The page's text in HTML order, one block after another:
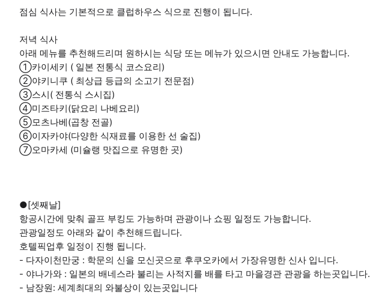
점심 식사는 기본적으로 클럽하우스 식으로 진행이 됩니다.
저녁 식사
아래 메뉴를 추천해드리며 원하시는 식당 또는 메뉴가 있으시면 안내도 가능합니다.
①카이세키 ( 일본 전통식 코스요리)
②야키니쿠 ( 최상급 등급의 소고기 전문점)
③스시( 전통식 스시집)
④미즈타키(닭요리 나베요리)
⑤모츠나베(곱창 전골)
⑥이자카야(다양한 식재료를 이용한 선 술집)
⑦오마카세 (미슐랭 맛집으로 유명한 곳)
●[셋째날]
항공시간에 맞춰 골프 부킹도 가능하며 관광이나 쇼핑 일정도 가능합니다.
관광일정도 아래와 같이 추천해드립니다.
호텔픽업후 일정이 진행 됩니다.
- 다자이천만궁 : 학문의 신을 모신곳으로 후쿠오카에서 가장유명한 신사 입니다.
- 야나가와 : 일본의 배네스라 불리는 사적지를 배를 타고 마을경관 관광을 하는곳입니다.
- 남장원: 세계최대의 와불상이 있는곳입니다